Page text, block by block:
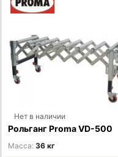
Нет в наличии
Рольганг Proma VD-500
Масса 36 кг